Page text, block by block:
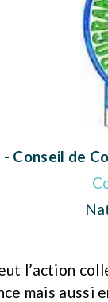
- Conseil de
l’action
mais